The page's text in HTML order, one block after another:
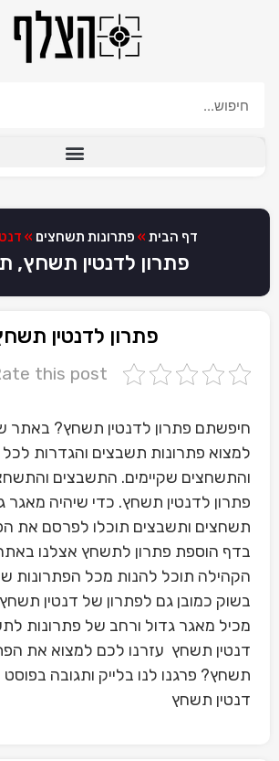
דף הבית » פתרונות תשחצים »
פתרון לדנטין תשחץ,
פתרון לדנטין
this post
חיפשתם פתרון לדנטין תשחץ? באתר
למצוא פתרונות תשבצים והגדרות
והתשחצים שקיימים. התשבצים
פתרון לדנטין תשחץ. כדי שיהיה מאגר
תשחצים ותשבצים תוכלו לפרסם את
בדף הוספת פתרון לתשחץ אצלנו
הקהילה תוכל להנות מכל הפתרונות
בשוק כמובן גם לפתרון של דנטין
מכיל מאגר גדול ורחב של פתרונות
דנטין תשחץ עזרנו לכם למצוא את
תשחץ? פרגנו לנו בלייק ותגובה
דנטין תשחץ